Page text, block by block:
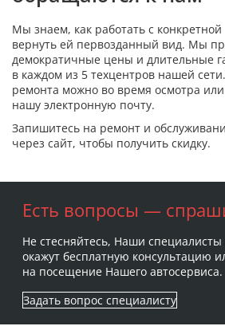
Мы знаем, как работать с
вернуть ей первозданный вид. Мы
демократичные цены и длительные
в каждом из 5 техцентров нашей
ремонта можно во время осмотра
нашу электронную почту.
Запишитесь на ремонт и
через сайт, чтобы получить скидку.
Есть вопросы —
Не стесняйтесь, Наши специалисты
окажут бесплатную консультацию
на посещение Нашего автосервиса.
Задать вопрос специалисту